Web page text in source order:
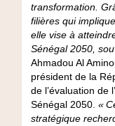
transformation.
filières qui
elle vise à
Sénégal 2050,
Ahmadou Al
président de la
de l’évaluation de
Sénégal 2050. «
stratégique